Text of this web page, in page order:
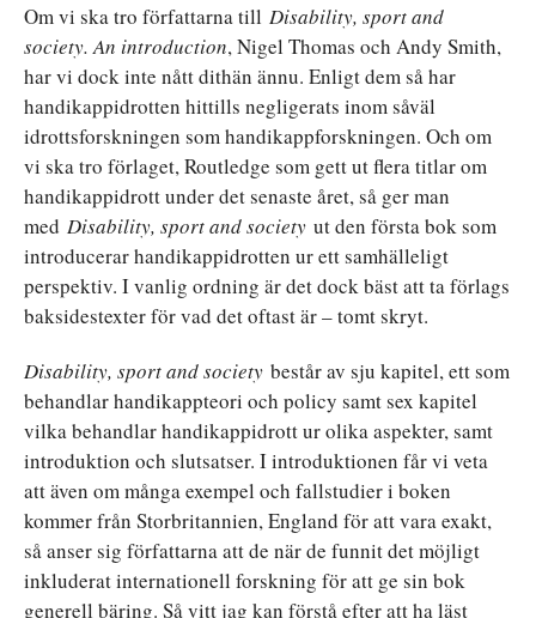
Om vi ska tro författarna till Disability, sport and
society. An introduction, Nigel Thomas och Andy Smith,
har vi dock inte nått dithän ännu. Enligt dem så har
handikappidrotten hittills negligerats inom såväl
idrottsforskningen som handikappforskningen. Och om
vi ska tro förlaget, Routledge som gett ut flera titlar om
handikappidrott under det senaste året, så ger man
med Disability, sport and society ut den första bok som
introducerar handikappidrotten ur ett samhälleligt
perspektiv. I vanlig ordning är det dock bäst att ta förlags
baksidestexter för vad det oftast är – tomt skryt.
Disability, sport and society består av sju kapitel, ett som
behandlar handikappteori och policy samt sex kapitel
vilka behandlar handikappidrott ur olika aspekter, samt
introduktion och slutsatser. I introduktionen får vi veta
att även om många exempel och fallstudier i boken
kommer från Storbritannien, England för att vara exakt,
så anser sig författarna att de när de funnit det möjligt
inkluderat internationell forskning för att ge sin bok
generell bäring. Så vitt jag kan förstå efter att ha läst